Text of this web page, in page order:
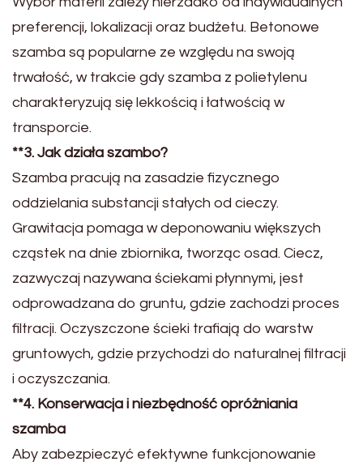
preferencji, lokalizacji oraz budżetu. Betonowe
szamba są popularne ze względu na swoją
trwałość, w trakcie gdy szamba z polietylenu
charakteryzują się lekkością i łatwością w
transporcie.
**3. Jak działa szambo?
Szamba pracują na zasadzie fizycznego
oddzielania substancji stałych od cieczy.
Grawitacja pomaga w deponowaniu większych
cząstek na dnie zbiornika, tworząc osad. Ciecz,
zazwyczaj nazywana ściekami płynnymi, jest
odprowadzana do gruntu, gdzie zachodzi proces
filtracji. Oczyszczone ścieki trafiają do warstw
gruntowych, gdzie przychodzi do naturalnej filtracji
i oczyszczania.
**4. Konserwacja i niezbędność opróżniania
szamba
Aby zabezpieczyć efektywne funkcjonowanie